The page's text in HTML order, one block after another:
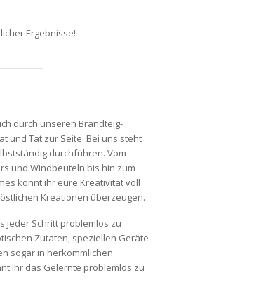
Ergebnisse!
durch unseren Brandteig-
und Tat zur Seite. Bei uns steht
durchführen. Vom
und Windbeuteln bis hin zum
könnt ihr eure Kreativität voll
Kreationen überzeugen.
jeder Schritt problemlos zu
Zutaten, speziellen Geräte
sogar in herkömmlichen
Ihr das Gelernte problemlos zu